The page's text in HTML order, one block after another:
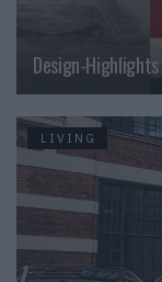
Design-
LIVING